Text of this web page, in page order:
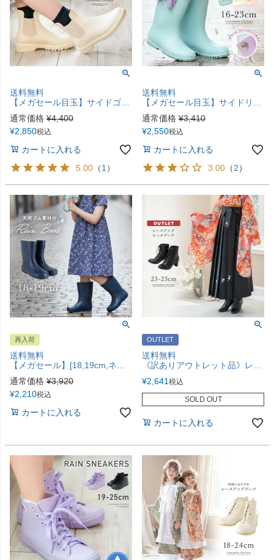
送料無料
【メガセール目玉】サイドゴア防水ブーツ 白 黒 キッズ ジュニア カジュアルシューズ カジュアルブーツ ショート丈 TAK
通常価格 ¥4,400
¥2,850税込
カートに入れる
5.00 （1 ）
送料無料
【メガセール目玉】サイドリボン レインブーツ 長靴 キッズ 女の子 ジュニア TAK
通常価格 ¥3,410
¥2,550税込
カートに入れる
3.00 （2）
再入荷
送料無料
【メガセール】[18,19cm,ネイビーのみ]低温でも固くならず履き心地の良い天然ゴム製 長靴 エンボスレインブーツ レイングッズ 長靴 無地 キッズレインブーツ TAK
通常価格 ¥3,920
¥2,210税込
カートに入れる
OUTLET
送料無料
《訳ありアウトレット品》レースアップヒールブーツ 袴ブーツ 編み上げブーツ 太めヒール 6cmヒール 6ホール 黒 23cm 和装 履物 フォーマル カジュアル 女の子 キッズ ジュニア 小学生 中学生 高校生 大学生 レディース TAK キャサリンコテージ
¥2,641 税込
SOLD OUT
カートに入れる